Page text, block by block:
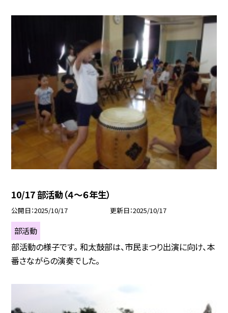
10/17 部活動（４～６年生）
公開日 2025/10/17 更新日 2025/10/17
部活動
部活動の様子です。 和太鼓部は、市民まつり出演に向け、本
番さながらの演奏でした。